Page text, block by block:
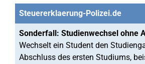
Steuererklaerung-Polizei.de
Sonderfall: Studienwechsel ohne
Wechselt ein Student den
Abschluss des ersten Studiums,